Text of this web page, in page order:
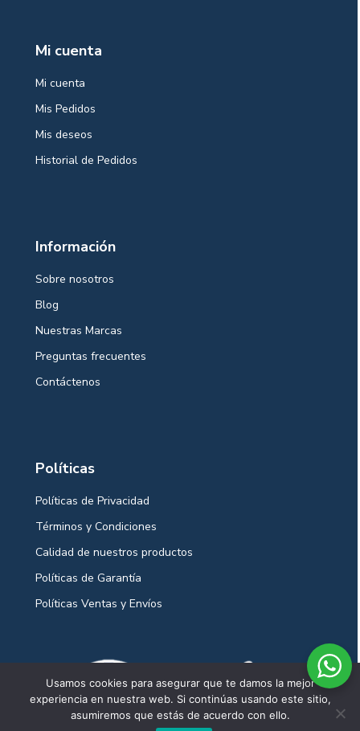
Mi cuenta
Mi cuenta
Mis Pedidos
Mis deseos
Historial de Pedidos
Información
Sobre nosotros
Blog
Nuestras Marcas
Preguntas frecuentes
Contáctenos
Políticas
Políticas de Privacidad
Términos y Condiciones
Calidad de nuestros productos
Políticas de Garantía
Políticas Ventas y Envíos
Usamos cookies para asegurar que te damos la mejor
experiencia en nuestra web. Si continúas usando este sitio,
asumiremos que estás de acuerdo con ello.